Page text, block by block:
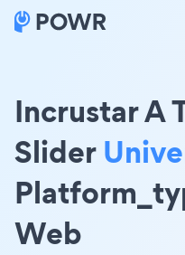
Incrustar A
Slider
Web